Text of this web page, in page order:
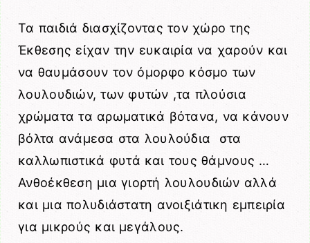
Τα παιδιά διασχίζοντας τον χώρο της
Έκθεσης είχαν την ευκαιρία να χαρούν και
να θαυμάσουν τον όμορφο κόσμο των
λουλουδιών, των φυτών ,τα πλούσια
χρώματα τα αρωματικά βότανα, να κάνουν
βόλτα ανάμεσα στα λουλούδια στα
καλλωπιστικά φυτά και τους θάμνους …
Ανθοέκθεση μια γιορτή λουλουδιών αλλά
και μια πολυδιάστατη ανοιξιάτικη εμπειρία
για μικρούς και μεγάλους.